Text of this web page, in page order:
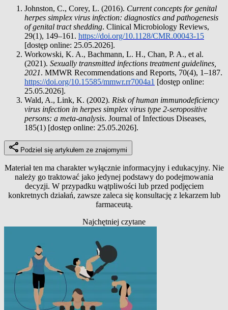
Johnston, C., Corey, L. (2016). Current concepts for genital
herpes simplex virus infection: diagnostics and pathogenesis
of genital tract shedding. Clinical Microbiology Reviews,
29(1), 149–161. https://doi.org/10.1128/CMR.00043-15
[dostęp online: 25.05.2026].
Workowski, K. A., Bachmann, L. H., Chan, P. A., et al.
(2021). Sexually transmitted infections treatment guidelines,
2021. MMWR Recommendations and Reports, 70(4), 1–187.
https://doi.org/10.15585/mmwr.rr7004a1 [dostęp online:
25.05.2026].
Wald, A., Link, K. (2002). Risk of human immunodeficiency
virus infection in herpes simplex virus type 2-seropositive
persons: a meta-analysis. Journal of Infectious Diseases,
185(1) [dostęp online: 25.05.2026].
Podziel się artykułem ze znajomymi
Materiał ten ma charakter wyłącznie informacyjny i edukacyjny. Nie
należy go traktować jako jedynej podstawy do podejmowania
decyzji. W przypadku wątpliwości lub przed podjęciem
konkretnych działań, zawsze zaleca się konsultację z lekarzem lub
farmaceutą.
Najchętniej czytane